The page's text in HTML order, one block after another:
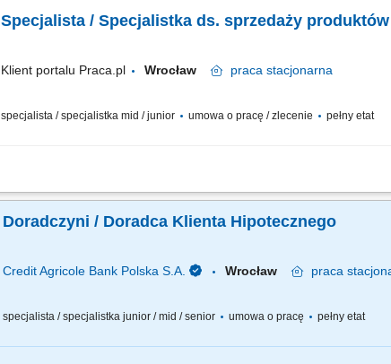
Specjalista / Specjalistka ds. sprzedaży
Klient portalu Praca.pl Wrocław praca stacjonarna
specjalista / specjalistka mid / junior umowa o pracę / zlecenie pełny etat
aktywne pozyskiwanie klientów oraz sprzedaż produktów bankowych i
Doradczyni / Doradca Klienta Hipotecznego
Credit Agricole Bank Polska S.A. Wrocław praca
specjalista / specjalistka junior / mid / senior umowa o pracę pełny etat